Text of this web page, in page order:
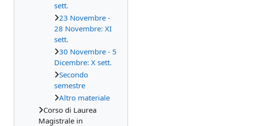
sett.
23 Novembre -
28 Novembre: XI
sett.
30 Novembre - 5
Dicembre: X sett.
Secondo
semestre
Altro materiale
Corso di Laurea
Magistrale in